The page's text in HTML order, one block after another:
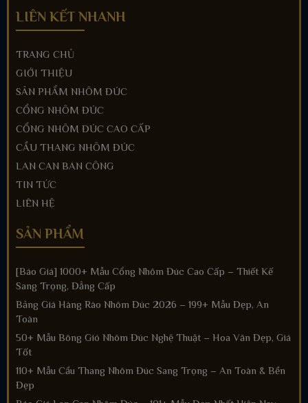
LIÊN KẾT NHANH
TRANG CHỦ
GIỚI THIỆU
SẢN PHẨM NHÔM ĐÚC
CỔNG NHÔM ĐÚC
CỔNG NHÔM ĐÚC CAO CẤP
CẦU THANG NHÔM ĐÚC
LAN CAN BAN CÔNG
TIN TỨC
LIÊN HỆ
SẢN PHẨM
[Báo Giá] 1000+ Mẫu Cổng Nhôm Đúc Cao Cấp – Thiết Kế
Sang Trọng, Đẳng Cấp
Bảng Giá Hàng Rào Nhôm Đúc 2026 – 199+ Mẫu Đẹp, An
Toàn
50+ Mẫu Bông Gió Nhôm Đúc Nghệ Thuật – Hoa Văn Đẹp, Giá
Tốt
110+ Mẫu Cầu Thang Nhôm Đúc Sang Trọng – An Toàn & Bền
Đẹp